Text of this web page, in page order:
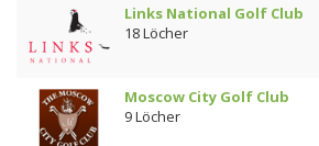
Links National Golf Club
18 Löcher
Moscow City Golf Club
9 Löcher